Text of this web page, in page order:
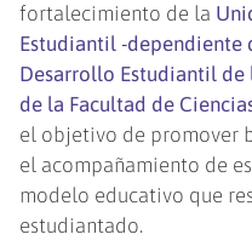
fortalecimiento de la
Estudiantil -dependiente
Desarrollo Estudiantil de
de la Facultad de
el objetivo de promover
el acompañamiento de
modelo educativo que
estudiantado.